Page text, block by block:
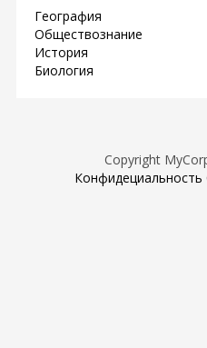
География
Обществознание
История
Биология
Copyright
Конфидециальность